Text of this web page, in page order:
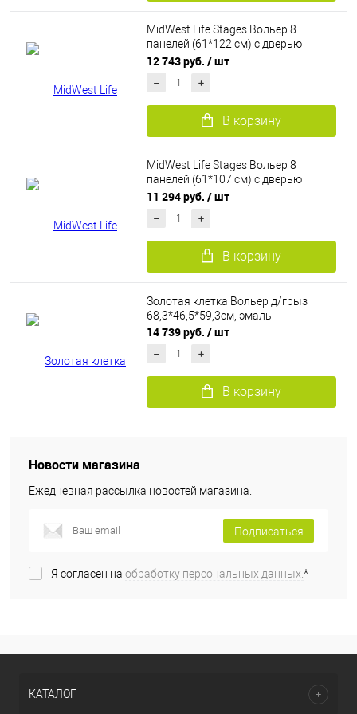
MidWest Life Stages Вольер 8
панелей (61*122 см) с дверью
MAXLock
12 743 руб. / шт
В корзину
MidWest Life Stages Вольер 8
панелей (61*107 см) с дверью
MAXLock
11 294 руб. / шт
В корзину
Золотая клетка Вольер д/грыз
68,3*46,5*59,3см, эмаль
14 739 руб. / шт
В корзину
Новости магазина
Ежедневная рассылка новостей магазина.
Подписаться
Я согласен на обработку персональных данных.*
КАТАЛОГ